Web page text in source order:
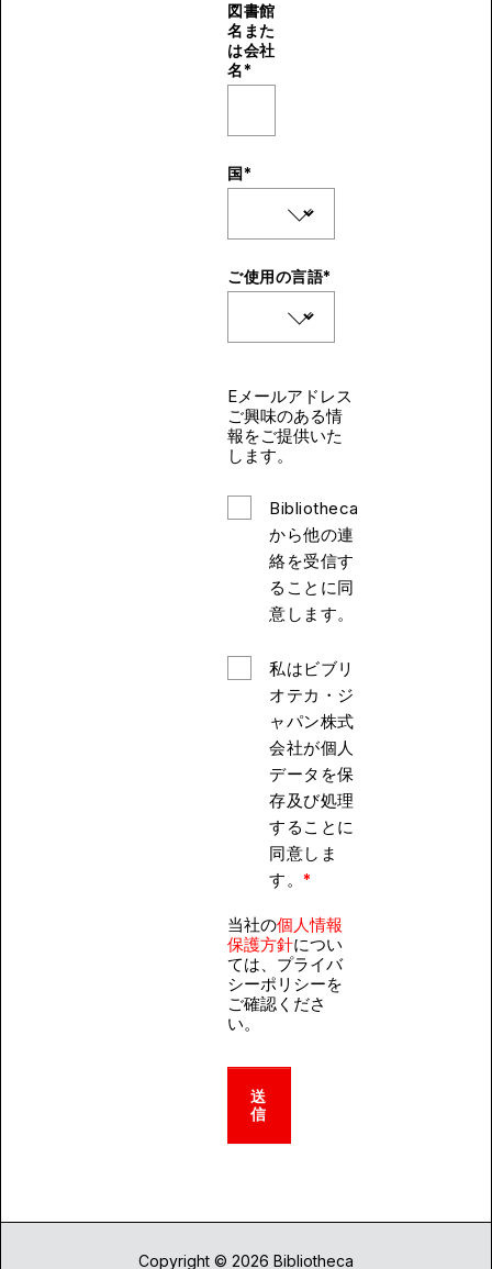
図書館
名また
は会社
名*
国*
ご使用の言語*
Eメールアドレス
ご興味のある情
報をご提供いた
します。
Bibliotheca
から他の連
絡を受信す
ることに同
意します。
私はビブリ
オテカ・ジ
ャパン株式
会社が個人
データを保
存及び処理
することに
同意しま
す。 *
当社の個人情報
保護方針につい
ては、プライバ
シーポリシーを
ご確認くださ
い。
Copyright © 2026 Bibliotheca